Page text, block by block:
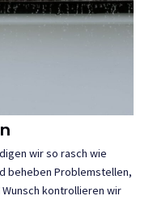
wir so rasch wie
beheben Problemstellen,
kontrollieren wir